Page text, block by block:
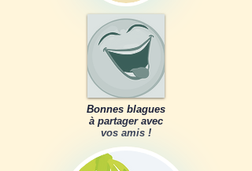
Bonnes blagues
à partager avec
vos amis !